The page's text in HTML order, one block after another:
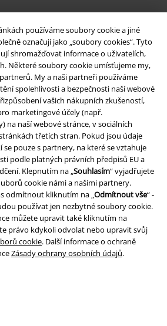
používáme soubory cookie a jiné
označují jako „soubory cookies“. Tyto
shromažďovat informace o uživatelích,
Některé soubory cookie umísťujeme my,
My a naši partneři používáme
spolehlivosti a bezpečnosti naší webové
vašich nákupních zkušeností,
marketingové účely (např.
na naší webové stránce, v sociálních
třetích stran. Pokud jsou údaje
se pouze s partnery, na které se vztahuje
podle platných právních předpisů EU a
Klepnutím na „ Souhlasím“ vyjadřujete
cookie námi a našimi partnery.
odmítnout kliknutím na „ Odmítnout vše“ -
používat jen nezbytné soubory cookie.
můžete upravit také kliknutím na
právo kdykoli odvolat nebo upravit svůj
cookie. Další informace o ochraně
Zásady ochrany osobních údajů.
životního prostředí